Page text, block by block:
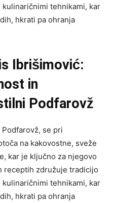
tehnikami, kar
hkrati pa ohranja
Ibrišimović:
in
Podfarovž
se pri
na kakovostne, sveže
kar je ključno za njegovo
receptih združuje tradicijo
tehnikami, kar
hkrati pa ohranja